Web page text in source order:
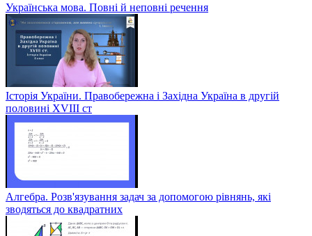
Українська мова. Повні й неповні речення
Історія України. Правобережна і Західна Україна в другій
половині XVIII ст
Алгебра. Розв'язування задач за допомогою рівнянь, які
зводяться до квадратних